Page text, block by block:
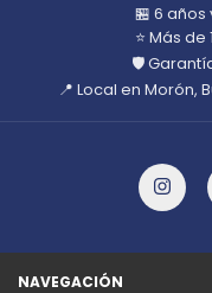
🏪 6
⭐ Más
🛡️
📍 Local en Morón,
NAVEGACIÓN